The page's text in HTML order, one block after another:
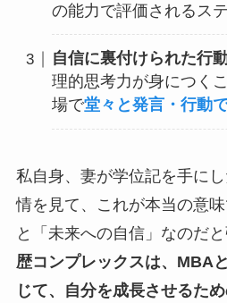
の能力で評価されるス
自信に裏付けられた行
理的思考力が身につく
場で堂々と発言・行動
私自身、妻が学位記を手に
情を見て、これが本当の意味
と「未来への自信」なのだと
歴コンプレックスは、MBA
じて、自分を成長させるた